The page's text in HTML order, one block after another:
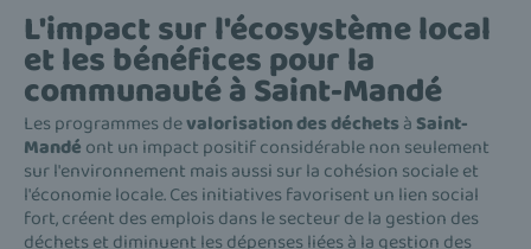
L'impact sur l'écosystème local
et les bénéfices pour la
communauté à Saint-Mandé
Les programmes devalorisation des déchets à Saint-
Mandé ont un impact positif considérable non seulement
sur l'environnement mais aussi sur la cohésion sociale et
l'économie locale. Ces initiatives favorisent un lien social
fort, créent des emplois dans le secteur de la gestion des
déchets et diminuent les dépenses liées à la gestion des